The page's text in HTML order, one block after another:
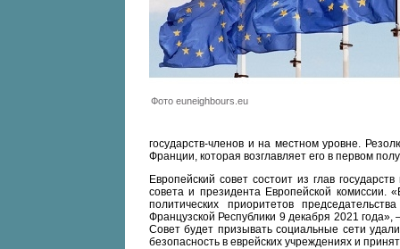
Фото euneighbours.eu
государств-членов и на местном уровне.
Франции, которая возглавляет его в первом
Европейский совет состоит из глав
совета и президента Европейской
политических приоритетов
Французской Республики 9 декабря 2021
Совет будет призывать социальные сети
безопасность в еврейских учреждениях и